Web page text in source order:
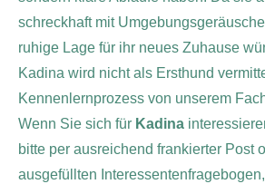
schreckhaft mit
ruhige Lage für ihr neues Zuhause
Kadina wird nicht als Ersthund
Kennenlernprozess von unserem
Wenn Sie sich für Kadina
bitte per ausreichend frankierter Post
ausgefüllten